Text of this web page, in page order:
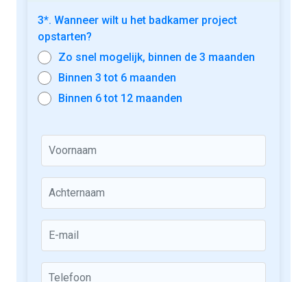
3*. Wanneer wilt u het badkamer project
opstarten?
Zo snel mogelijk, binnen de 3 maanden
Binnen 3 tot 6 maanden
Binnen 6 tot 12 maanden